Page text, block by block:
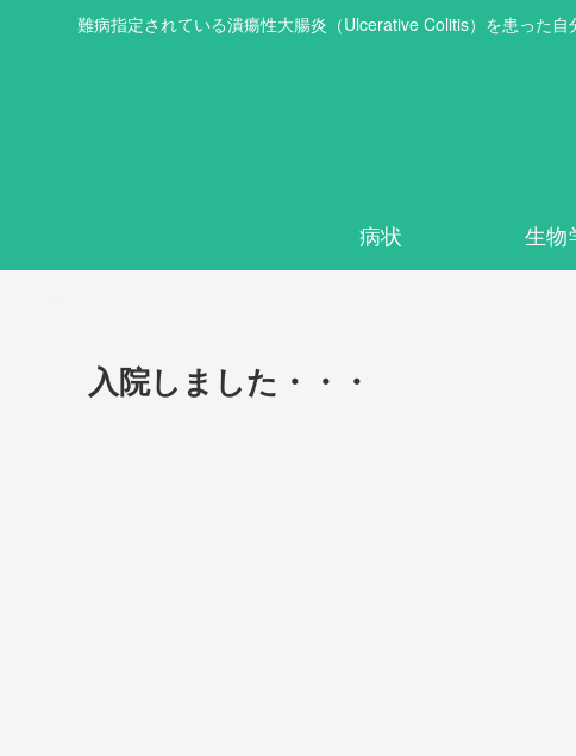
難病指定されている潰瘍性大腸炎（Ulcerative Colitis）を患った
病状 生物
入院しました・・・